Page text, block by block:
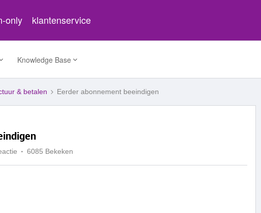
only klantenservice
Knowledge Base
& betalen Eerder abonnement beeindigen
6085 Bekeken